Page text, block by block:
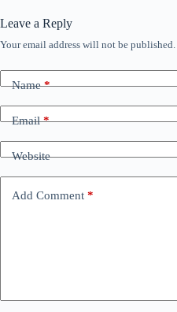
Leave a Reply
Your email address will not be published.
Name*
Email*
Website
Add Comment *